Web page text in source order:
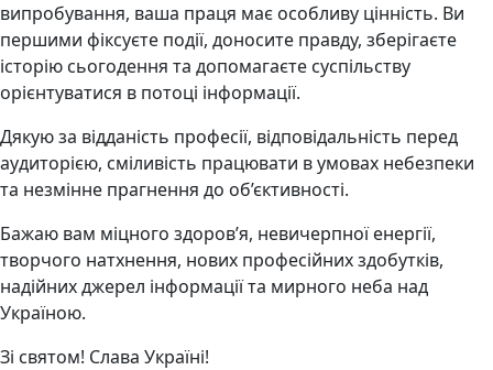
випробування, ваша праця має особливу цінність. Ви
першими фіксуєте події, доносите правду, зберігаєте
історію сьогодення та допомагаєте суспільству
орієнтуватися в потоці інформації.
Дякую за відданість професії, відповідальність перед
аудиторією, сміливість працювати в умовах небезпеки
та незмінне прагнення до об’єктивності.
Бажаю вам міцного здоров’я, невичерпної енергії,
творчого натхнення, нових професійних здобутків,
надійних джерел інформації та мирного неба над
Україною.
Зі святом! Слава Україні!